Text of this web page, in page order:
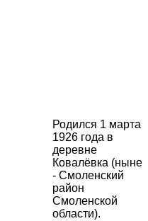
Родился 1 марта
1926 года в
деревне
Ковалёвка (ныне
- Смоленский
район
Смоленской
области).